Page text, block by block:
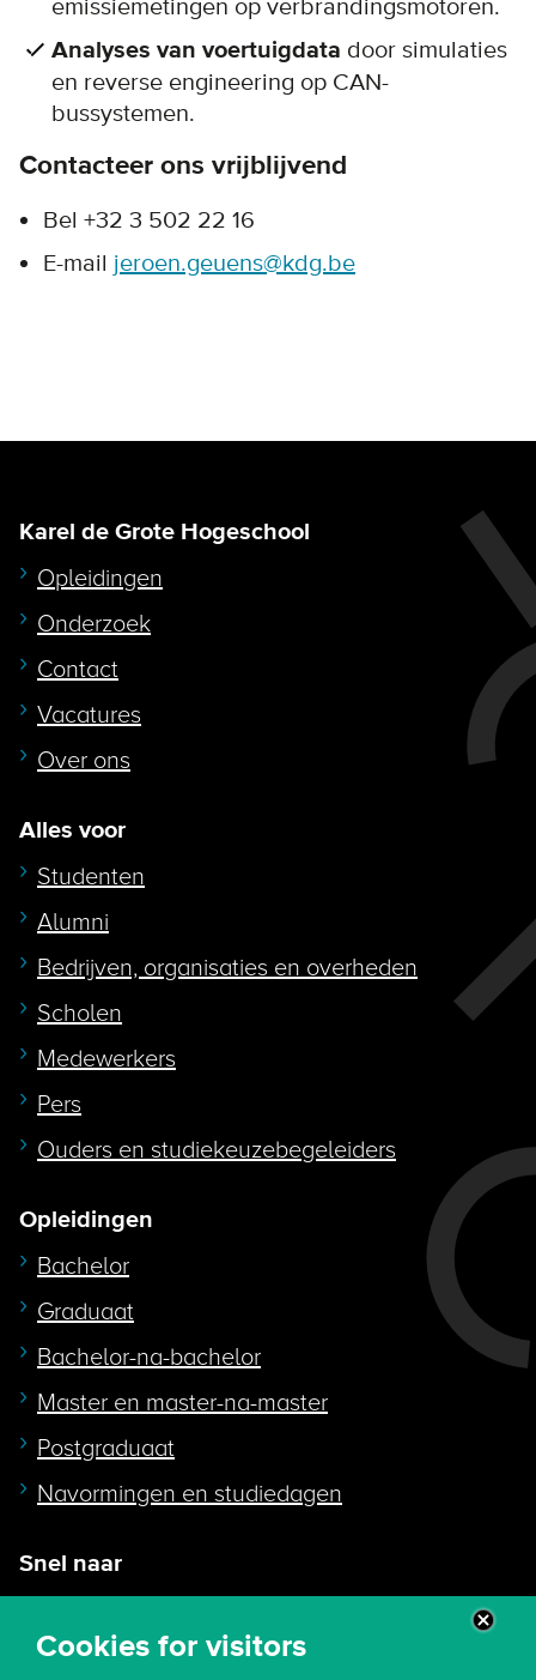
Cookies for visitors
emissiemetingen op verbrandingsmotoren.
Analyses van voertuigdata door simulaties
en reverse engineering op CAN-
bussystemen.
Contacteer ons vrijblijvend
Bel +32 3 502 22 16
E-mail jeroen.geuens@kdg.be
Karel de Grote Hogeschool
Opleidingen
Onderzoek
Contact
Vacatures
Over ons
Alles voor
Studenten
Alumni
Bedrijven, organisaties en overheden
Scholen
Medewerkers
Pers
Ouders en studiekeuzebegeleiders
Opleidingen
Bachelor
Graduaat
Bachelor-na-bachelor
Master en master-na-master
Postgraduaat
Navormingen en studiedagen
Snel naar
Webmail